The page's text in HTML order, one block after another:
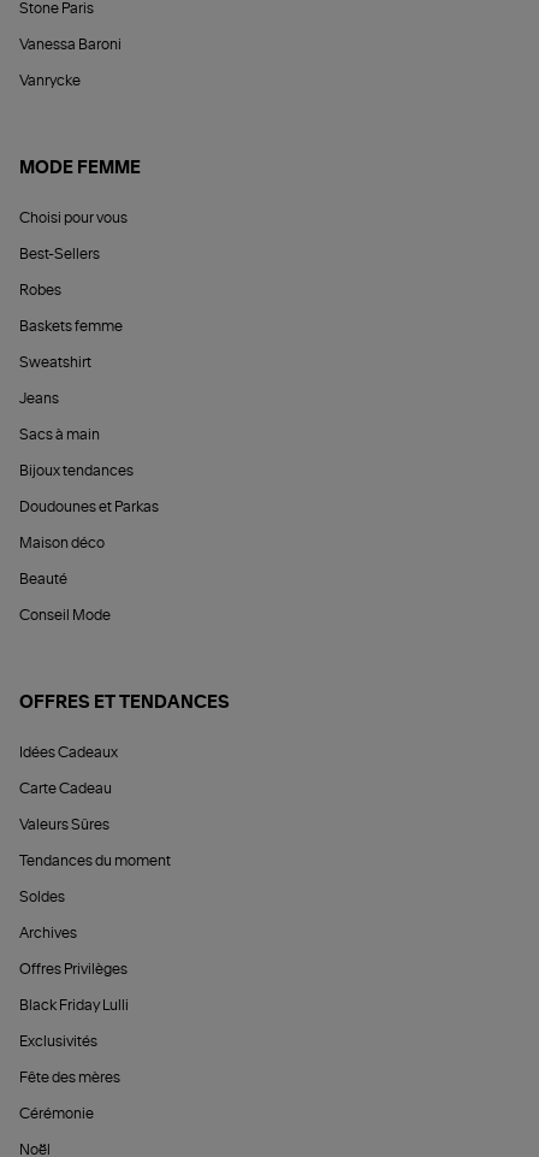
Stone Paris
Vanessa Baroni
Vanrycke
MODE FEMME
Choisi pour vous
Best-Sellers
Robes
Baskets femme
Sweatshirt
Jeans
Sacs à main
Bijoux tendances
Doudounes et Parkas
Maison déco
Beauté
Conseil Mode
OFFRES ET TENDANCES
Idées Cadeaux
Carte Cadeau
Valeurs Sûres
Tendances du moment
Soldes
Archives
Offres Privilèges
Black Friday Lulli
Exclusivités
Fête des mères
Cérémonie
Noël